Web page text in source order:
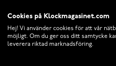
Cookies på Klockmagasinet.com
Hej! Vi använder cookies för att vår
möjligt. Om du ger oss ditt samtycke
leverera riktad marknadsföring.